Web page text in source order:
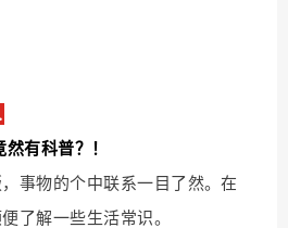
有科普？！
事物的个中联系一目了然。在
了解一些生活常识。